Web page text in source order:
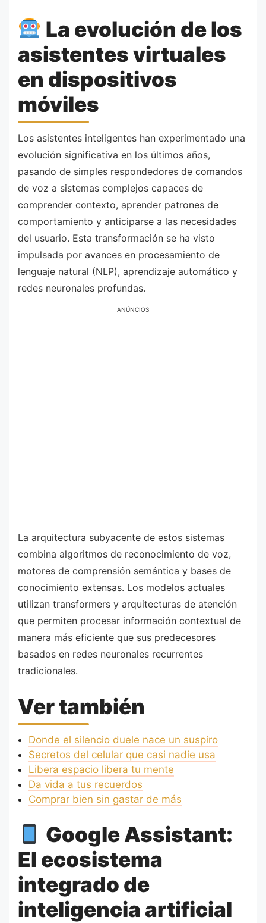
La evolución de los
asistentes virtuales
en dispositivos
móviles
Los asistentes inteligentes han experimentado una
evolución significativa en los últimos años,
pasando de simples respondedores de comandos
de voz a sistemas complejos capaces de
comprender contexto, aprender patrones de
comportamiento y anticiparse a las necesidades
del usuario. Esta transformación se ha visto
impulsada por avances en procesamiento de
lenguaje natural (NLP), aprendizaje automático y
redes neuronales profundas.
ANÚNCIOS
La arquitectura subyacente de estos sistemas
combina algoritmos de reconocimiento de voz,
motores de comprensión semántica y bases de
conocimiento extensas. Los modelos actuales
utilizan transformers y arquitecturas de atención
que permiten procesar información contextual de
manera más eficiente que sus predecesores
basados en redes neuronales recurrentes
tradicionales.
Ver también
Donde el silencio duele nace un suspiro
Secretos del celular que casi nadie usa
Libera espacio libera tu mente
Da vida a tus recuerdos
Comprar bien sin gastar de más
Google Assistant:
El ecosistema
integrado de
inteligencia artificial